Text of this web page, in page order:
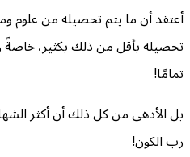
أعتقد أن ما يتم تحصيله من علوم
تحصيله بأقل من ذلك بكثير، خاصةً
تمامًا!
بل الأدهى من كل ذلك أن أكثر
رب الكون!